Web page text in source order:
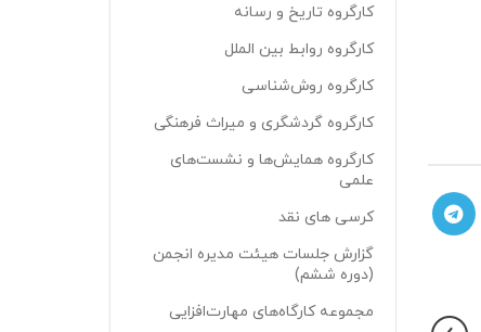
کارگروه تاریخ و رسانه
کارگروه روابط بین الملل
کارگروه روش‌شناسی
کارگروه گردشگری و میراث فرهنگی
کارگروه همایش‌ها و نشست‌های
علمی
کرسی های نقد
گزارش جلسات هیئت مدیره انجمن
(دوره ششم)
مجموعه کارگاه‌های مهارت‌افزایی